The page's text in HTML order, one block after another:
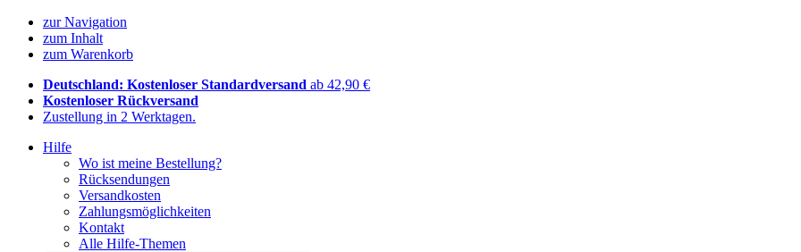
zur Navigation
zum Inhalt
zum Warenkorb
Deutschland: Kostenloser Standardversand ab 42,90 €
Kostenloser Rückversand
Zustellung in 2 Werktagen.
Hilfe
Wo ist meine Bestellung?
Rücksendungen
Versandkosten
Zahlungsmöglichkeiten
Kontakt
Alle Hilfe-Themen